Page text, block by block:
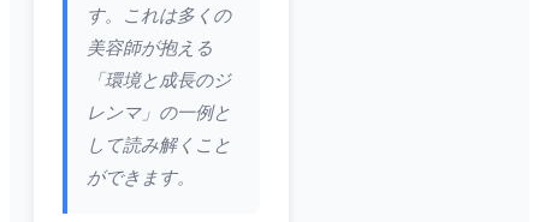
す。これは多くの
美容師が抱える
「環境と成長のジ
レンマ」の一例と
して読み解くこと
ができます。